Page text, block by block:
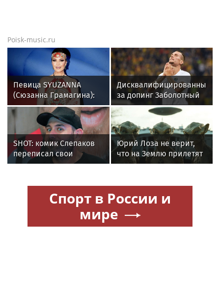
Poisk-music.ru
Певица SYUZANNA
(Сюзанна Грамагина):
как перестать
волноваться и начать
говорить спокойно
Дисквалифицированный
за допинг Заболотный
подписал контракт с
клубом Басты
SHOT: комик Слепаков
переписал свои
квартиры в РФ на
переезда
Юрий Лоза не верит,
что на Землю прилетят
инопланетяне
Спорт в России и
мире